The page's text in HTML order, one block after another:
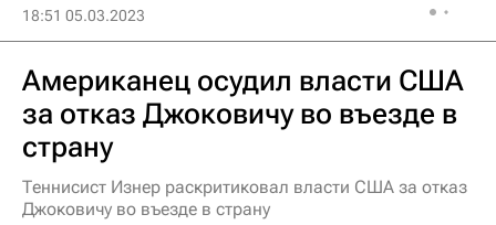
18:51 05.03.2023
Американец осудил власти США
за отказ Джоковичу во въезде в
страну
Теннисист Изнер раскритиковал власти США за отказ
Джоковичу во въезде в страну